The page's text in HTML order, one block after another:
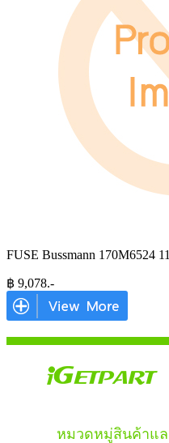
FUSE Bussmann 170M6524
฿ 9,078.-
หมวดหมู่สินค้าแ